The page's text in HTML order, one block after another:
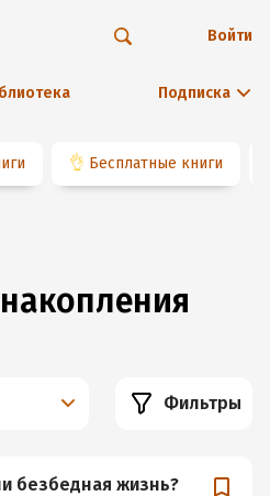
Подписка
Войти
👌 Бесплатные книги
Фильтры
безбедная жизнь?